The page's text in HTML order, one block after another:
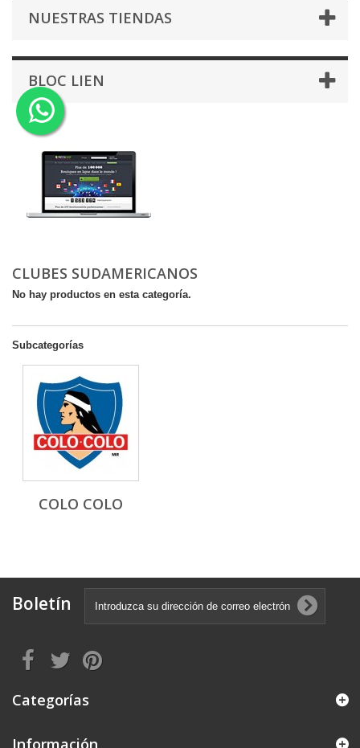
NUESTRAS TIENDAS
BLOC LIEN
CLUBES SUDAMERICANOS
No hay productos en esta categoría.
Subcategorías
COLO COLO
Boletín
Categorías
Información